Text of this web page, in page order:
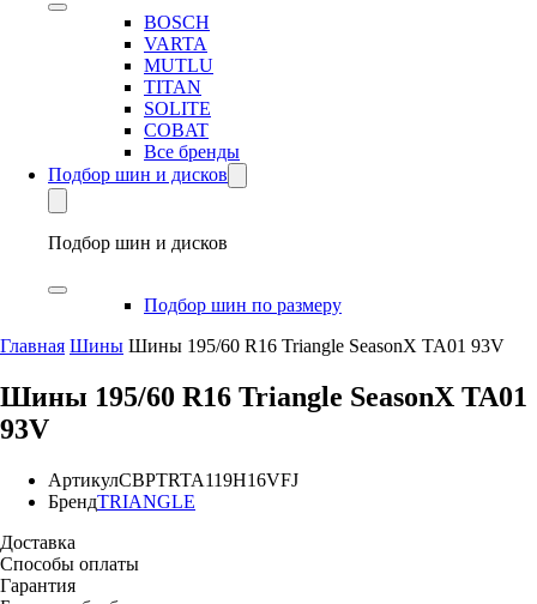
BOSCH
VARTA
MUTLU
TITAN
SOLITE
COBAT
Все бренды
Подбор шин и дисков
Подбор шин и дисков
Подбор шин по размеру
Главная Шины Шины 195/60 R16 Triangle SeasonX TA01 93V
Шины 195/60 R16 Triangle SeasonX TA01
93V
АртикулCBPTRTA119H16VFJ
БрендTRIANGLE
Доставка
Способы оплаты
Гарантия